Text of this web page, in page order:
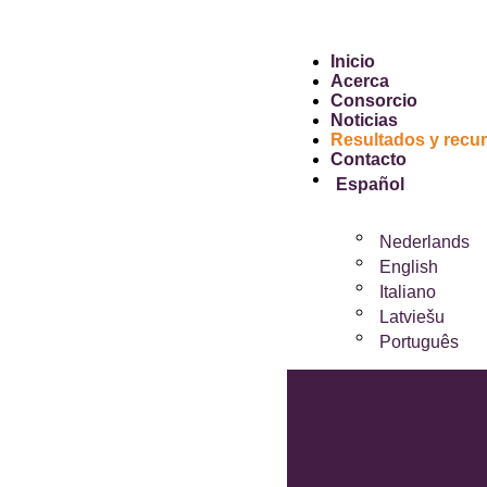
Inicio
Acerca
Consorcio
Noticias
Resultados y
Contacto
Español
Nederlands
English
Italiano
Latviešu
Português